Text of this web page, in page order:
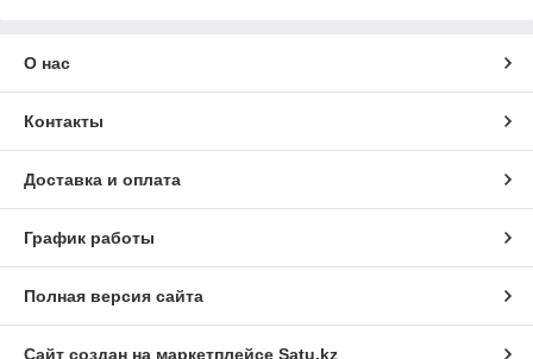
О нас
Контакты
Доставка и оплата
График работы
Полная версия сайта
Сайт создан на маркетплейсе Satu.kz